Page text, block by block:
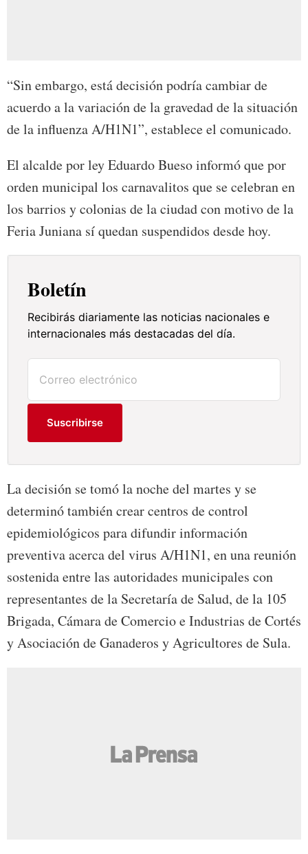
“Sin embargo, está decisión podría cambiar de
acuerdo a la variación de la gravedad de la situación
de la influenza A/H1N1”, establece el comunicado.
El alcalde por ley Eduardo Bueso informó que por
orden municipal los carnavalitos que se celebran en
los barrios y colonias de la ciudad con motivo de la
Feria Juniana sí quedan suspendidos desde hoy.
Boletín
Recibirás diariamente las noticias nacionales e
internacionales más destacadas del día.
Suscribirse
La decisión se tomó la noche del martes y se
determinó también crear centros de control
epidemiológicos para difundir información
preventiva acerca del virus A/H1N1, en una reunión
sostenida entre las autoridades municipales con
representantes de la Secretaría de Salud, de la 105
Brigada, Cámara de Comercio e Industrias de Cortés
y Asociación de Ganaderos y Agricultores de Sula.